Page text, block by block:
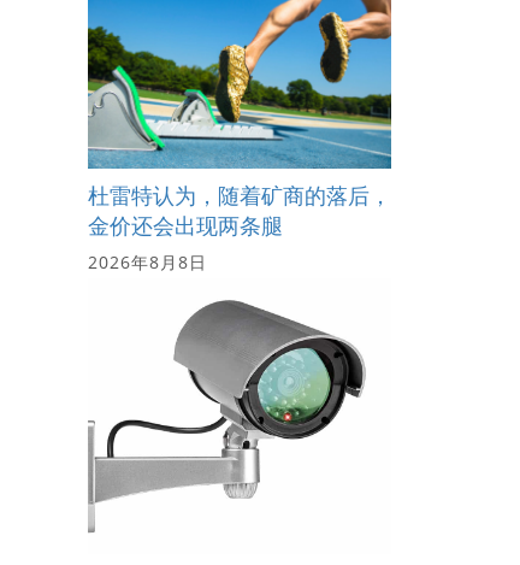
杜雷特认为，随着矿商的落后，
金价还会出现两条腿
2026年8月8日